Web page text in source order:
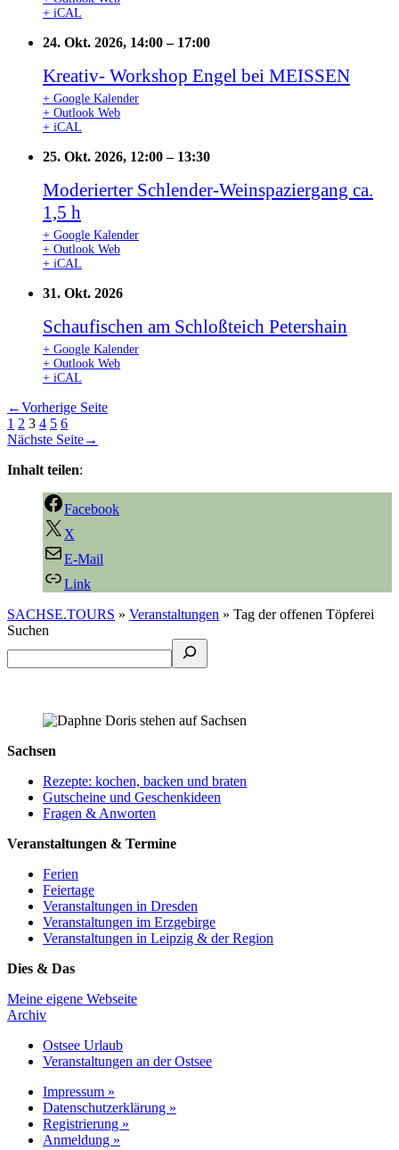
+ iCAL
24. Okt. 2026, 14:00–17:00
Kreativ- Workshop Engel bei MEISSEN
+ Google Kalender
+ Outlook Web
+ iCAL
25. Okt. 2026, 12:00–13:30
Moderierter Schlender-Weinspaziergang ca.
1,5 h
+ Google Kalender
+ Outlook Web
+ iCAL
31. Okt. 2026
Schaufischen am Schloßteich Petershain
+ Google Kalender
+ Outlook Web
+ iCAL
←Vorherige Seite
1 2 3 4 5 6
Nächste Seite→
Inhalt teilen:
Facebook
X
E-Mail
Link
SACHSE.TOURS » Veranstaltungen » Tag der offenen Töpferei
Suchen
Sachsen
Rezepte: kochen, backen und braten
Gutscheine und Geschenkideen
Fragen & Anworten
Veranstaltungen & Termine
Ferien
Feiertage
Veranstaltungen in Dresden
Veranstaltungen im Erzgebirge
Veranstaltungen in Leipzig & der Region
Dies & Das
Meine eigene Webseite
Archiv
Ostsee Urlaub
Veranstaltungen an der Ostsee
Impressum »
Datenschutzerklärung »
Registrierung »
Anmeldung »